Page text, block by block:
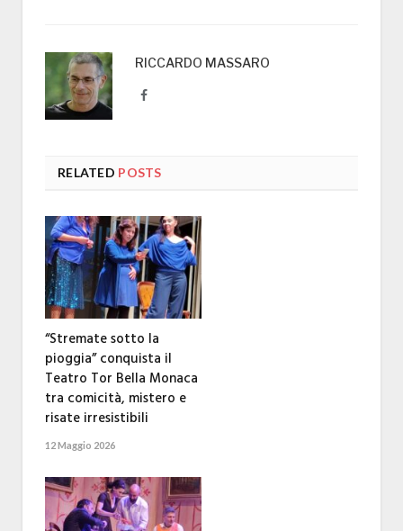
RICCARDO MASSARO
Facebook
RELATED POSTS
“Stremate sotto la
pioggia” conquista il
Teatro Tor Bella Monaca
tra comicità, mistero e
risate irresistibili
12 Maggio 2026